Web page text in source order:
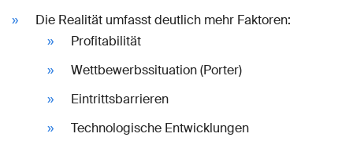
Die Realität umfasst deutlich mehr Faktoren:
Profitabilität
Wettbewerbssituation (Porter)
Eintrittsbarrieren
Technologische Entwicklungen